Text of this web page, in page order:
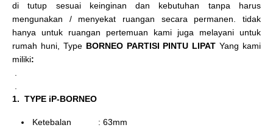
di tutup sesuai keinginan dan kebutuhan tanpa harus
mengunakan / menyekat ruangan secara permanen. tidak
hanya untuk ruangan pertemuan kami juga melayani untuk
rumah huni, Type BORNEO PARTISI PINTU LIPAT Yang kami
miliki:
1. TYPE iP-BORNEO
Ketebalan : 63mm